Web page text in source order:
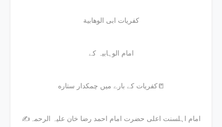
کفریات ابی الوهابیة
امام الوہابیہ کے
کفریات کے بارے میں چمکدار ستاره📒
✍امام اہلسنت اعلی حضرت امام احمد رضا خان علیہ الرحمہ